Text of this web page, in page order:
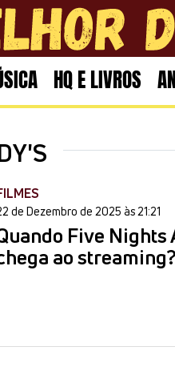
HQ E LIVROS
de Dezembro de 2025 às 21:21
Five Nights
ao streaming?